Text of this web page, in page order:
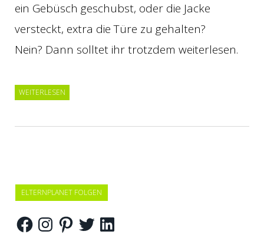
ein Gebüsch geschubst, oder die Jacke
versteckt, extra die Türe zu gehalten?
Nein? Dann solltet ihr trotzdem weiterlesen.
WEITERLESEN
ELTERNPLANET FOLGEN
FacebookInstagramPinterestTwitterLinkedIn